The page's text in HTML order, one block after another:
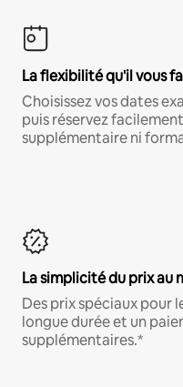
La flexibilité qu'il vous
Choisissez vos dates
puis réservez
supplémentaire ni
La simplicité du prix au
Des prix spéciaux pour
longue durée et un
supplémentaires.*